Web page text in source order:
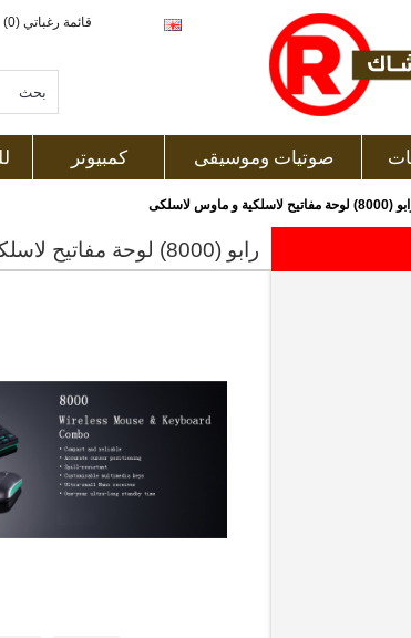
قائمة رغباتي (0)
صوتيات وموسيقى كمبيوتر
مفاتيح لاسلكية و ماوس لاسلكى
رابو (8000) لوحة مفاتيح لاسلكية و ماوس لاسلكى